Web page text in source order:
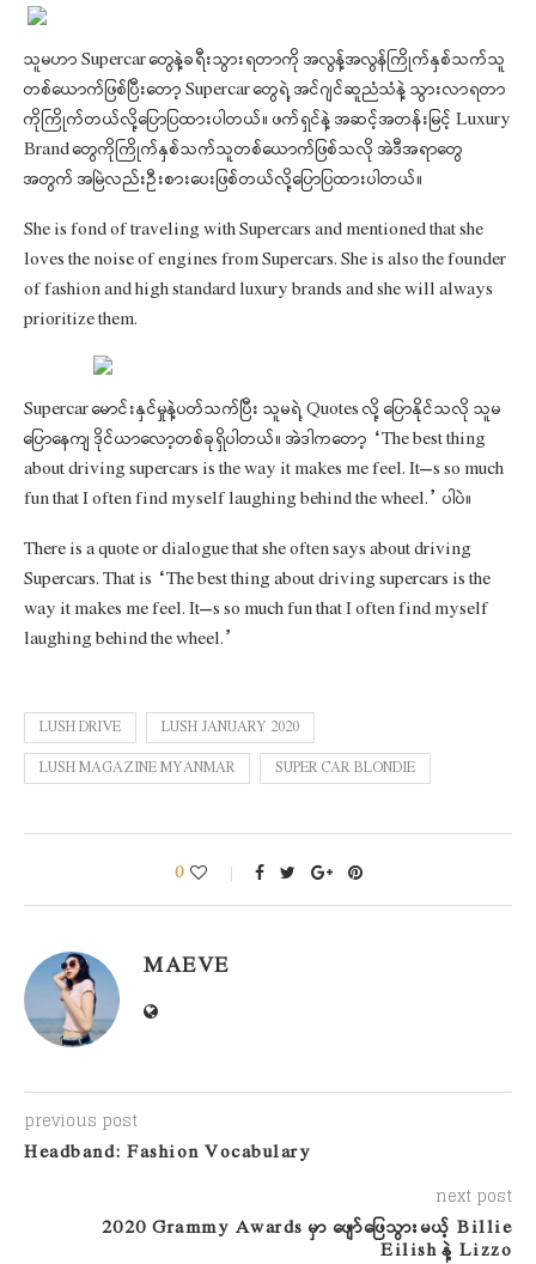
သူမဟာ Supercar တွေနဲ့ခရီးသွားရတာကို အလွန့်အလွန်ကြိုက်နှစ်သက်သူ
တစ်ယောက်ဖြစ်ပြီးတော့ Supercar တွေရဲ့ အင်ဂျင်ဆူညံသံနဲ့ သွားလာရတာ
ကိုကြိုက်တယ်လို့ပြောပြထားပါတယ်။ ဖက်ရှင်နဲ့ အဆင့်အတန်းမြင့် Luxury
Brand တွေကိုကြိုက်နှစ်သက်သူတစ်ယောက်ဖြစ်သလို အဲဒီအရာတွေ
အတွက် အမြဲလည်းဦးစားပေးဖြစ်တယ်လို့ပြောပြထားပါတယ်။
She is fond of traveling with Supercars and mentioned that she
loves the noise of engines from Supercars. She is also the founder
of fashion and high standard luxury brands and she will always
prioritize them.
Supercar မောင်းနှင်မှုနဲ့ပတ်သက်ပြီး သူမရဲ့ Quotes လို့ ပြောနိုင်သလို သူမ
ပြောနေကျ ဒိုင်ယာလော့တစ်ခုရှိပါတယ်။ အဲဒါကတော့ “The best thing
about driving supercars is the way it makes me feel. It’s so much
fun that I often find myself laughing behind the wheel.” ပါပဲ။
There is a quote or dialogue that she often says about driving
Supercars. That is “The best thing about driving supercars is the
way it makes me feel. It’s so much fun that I often find myself
laughing behind the wheel.”
LUSH DRIVE LUSH JANUARY 2020
LUSH MAGAZINE MYANMAR SUPER CAR BLONDIE
0
MAEVE
previous post
Headband: Fashion Vocabulary
next post
2020 Grammy Awards မှာ ဖျော်ဖြေသွားမယ့် Billie
Eilish နဲ့ Lizzo